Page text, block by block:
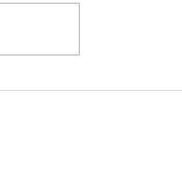
Quilla Resources